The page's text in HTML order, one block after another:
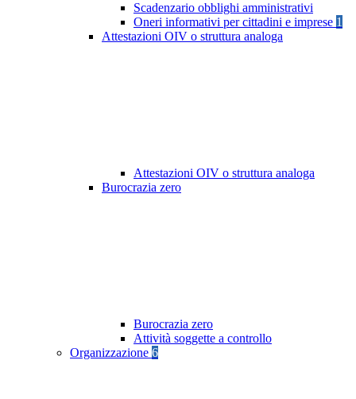
Scadenzario obblighi amministrativi
Oneri informativi per cittadini e imprese 1
Attestazioni OIV o struttura analoga
Attestazioni OIV o struttura analoga
Burocrazia zero
Burocrazia zero
Attività soggette a controllo
Organizzazione 6